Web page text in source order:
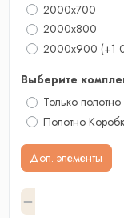
2000x700
2000х800
2000x900 (+1
Выберите
Только полотно
Полотно
Доп. элементы